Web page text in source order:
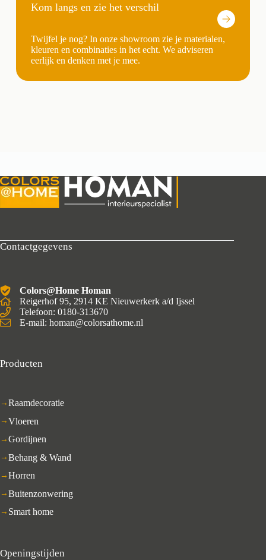
Kom langs en zie het verschil
Twijfel je nog? In onze showroom zie je materialen,
kleuren en combinaties in het echt. We adviseren
eerlijk en denken met je mee.
Contactgegevens
Colors@Home Homan
Reigerhof 95, 2914 KE Nieuwerkerk a/d Ijssel
Telefoon: 0180-313670
E-mail: homan@colorsathome.nl
Producten
Raamdecoratie
Vloeren
Gordijnen
Behang & Wand
Horren
Buitenzonwering
Smart home
Openingstijden